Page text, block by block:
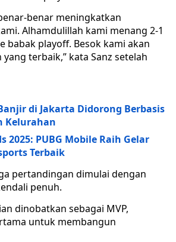
benar meningkatkan
Alhamdulillah kami menang 2-1
babak playoff. Besok kami akan
terbaik,” kata Sanz setelah
di Jakarta Didorong Berbasis
Kelurahan
2025: PUBG Mobile Raih Gelar
Terbaik
pertandingan dimulai dengan
penuh.
dinobatkan sebagai MVP,
untuk membangun